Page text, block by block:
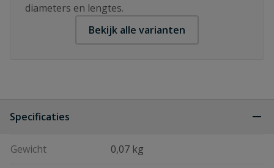
diameters en lengtes.
Bekijk alle varianten
Specificaties
Gewicht 0,07 kg